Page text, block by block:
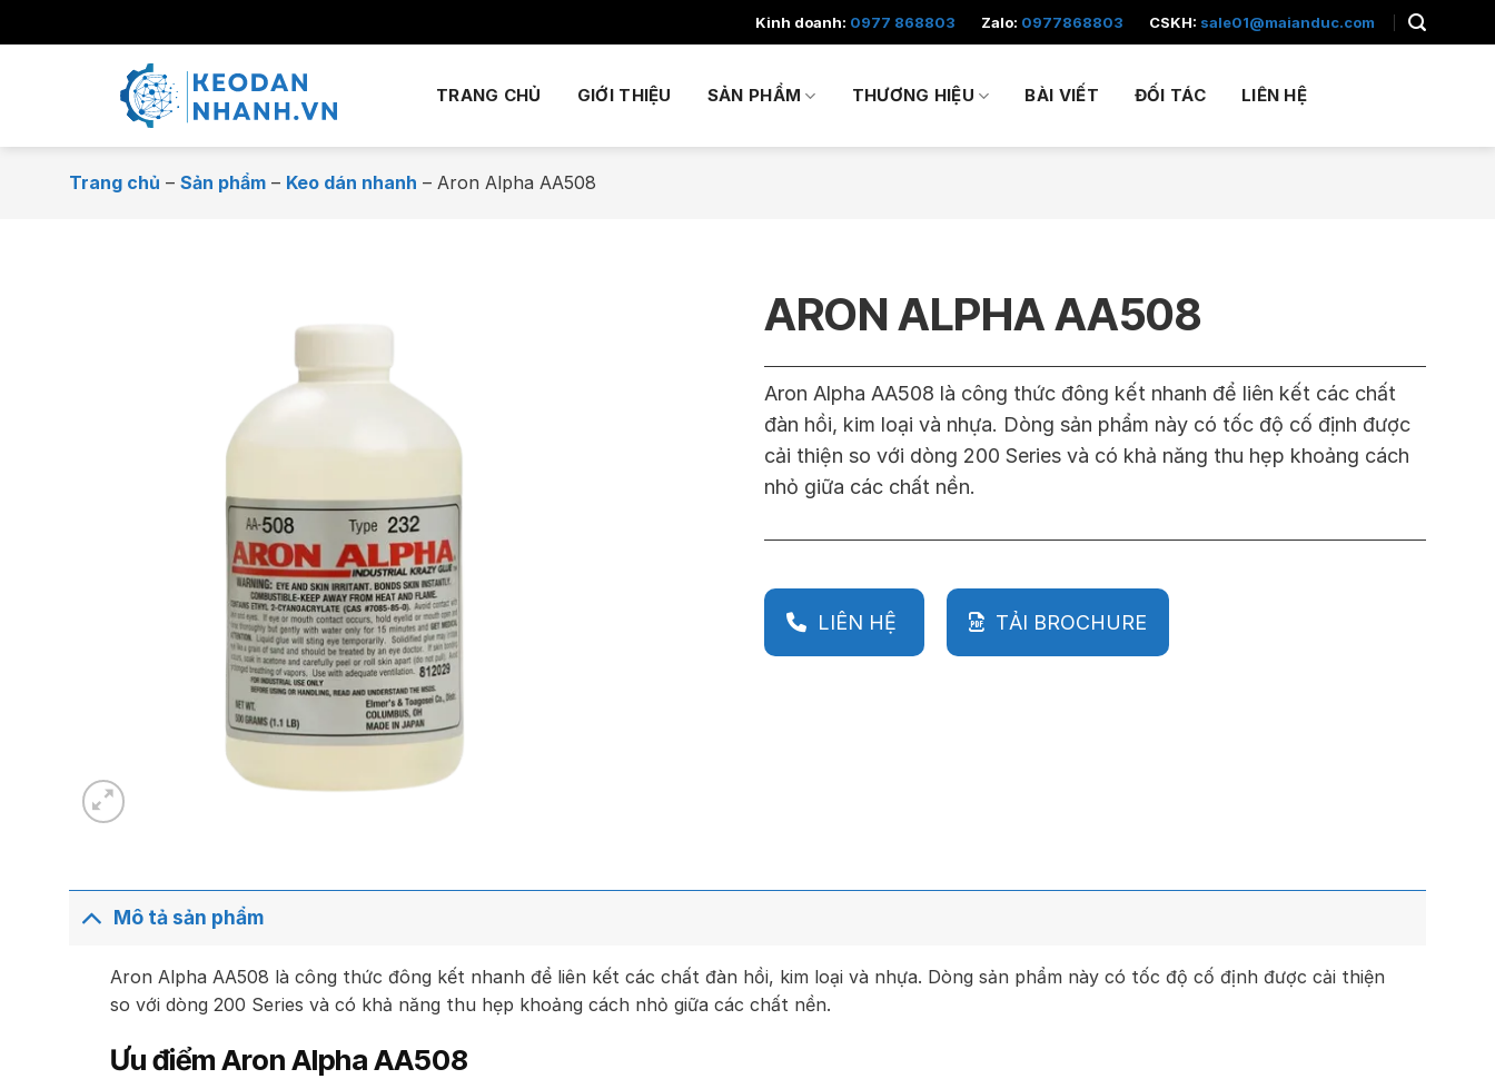
đến
Kinh doanh: 0977 868803 Zalo: 0977868803 CSKH: sale01@maianduc.com
TRANG CHỦ GIỚI THIỆU SẢN PHẨM THƯƠNG HIỆU BÀI VIẾT ĐỐI TÁC LIÊN HỆ
Trang chủ – Sản phẩm – Keo dán nhanh – Aron Alpha AA508
ARON ALPHA AA508
Aron Alpha AA508 là công thức đông kết nhanh để liên kết các chất
đàn hồi, kim loại và nhựa. Dòng sản phẩm này có tốc độ cố định được
cải thiện so với dòng 200 Series và có khả năng thu hẹp khoảng cách
nhỏ giữa các chất nền.
LIÊN HỆ TẢI BROCHURE
Mô tả sản phẩm
Aron Alpha AA508 là công thức đông kết nhanh để liên kết các chất đàn hồi, kim loại và nhựa. Dòng sản phẩm này có tốc độ cố định được cải thiện
so với dòng 200 Series và có khả năng thu hẹp khoảng cách nhỏ giữa các chất nền.
Ưu điểm Aron Alpha AA508